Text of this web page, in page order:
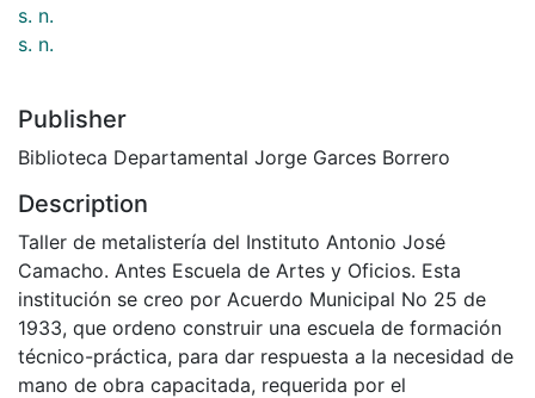
s. n.
s. n.
Publisher
Biblioteca Departamental Jorge Garces Borrero
Description
Taller de metalistería del Instituto Antonio José
Camacho. Antes Escuela de Artes y Oficios. Esta
institución se creo por Acuerdo Municipal No 25 de
1933, que ordeno construir una escuela de formación
técnico-práctica, para dar respuesta a la necesidad de
mano de obra capacitada, requerida por el